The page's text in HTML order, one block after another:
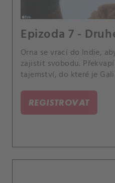
Epizoda 7 -
Orna se vrací do Indie,
zajistit svobodu.
tajemství, do které je
REGISTROVAT